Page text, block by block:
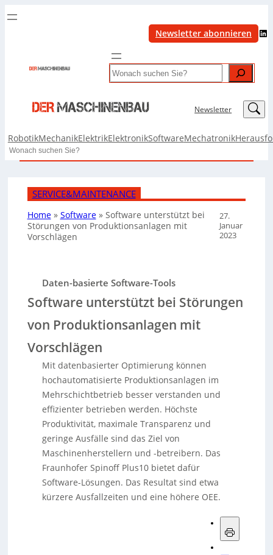
Newsletter abonnieren LinkedIn
Search
Newsletter LinkedIn
RobotikMechanikElektrikElektronikSoftwareMechatronik
Search
SERVICE&MAINTENANCE
Home» Software» Software unterstützt bei
Störungen von Produktionsanlagen mit
Vorschlägen
27.
Januar
2023
Daten-basierte Software-Tools
Software unterstützt bei Störungen
von Produktionsanlagen mit
Vorschlägen
Mit datenbasierter Optimierung können
hochautomatisierte Produktionsanlagen im
Mehrschichtbetrieb besser verstanden und
effizienter betrieben werden. Höchste
Produktivität, maximale Transparenz und
geringe Ausfälle sind das Ziel von
Maschinenherstellern und -betreibern. Das
Fraunhofer Spinoff Plus10 bietet dafür
Software-Lösungen. Das Resultat sind etwa
kürzere Ausfallzeiten und eine höhere OEE.